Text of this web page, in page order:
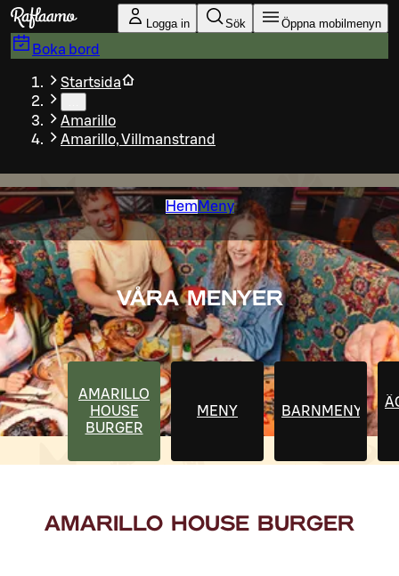
Gå till huvudinnehållet
Logga in Sök Öppna mobilmenyn
Boka bord
Startsida
Amarillo
Amarillo, Villmanstrand
Hem Meny
VÅRA MENYER
AMARILLO
HOUSE
BURGER
MENY BARNMENY
AMARILLO HOUSE BURGER